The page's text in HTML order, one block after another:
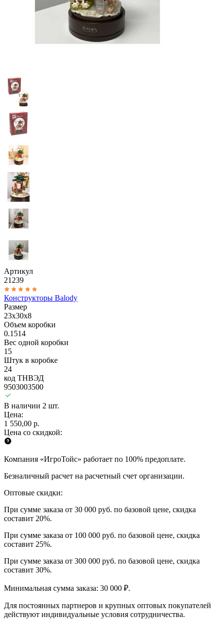
Артикул
21239
Конструкторы Balody
Размер
23x30x8
Объем коробки
0.1514
Вес одной коробки
15
Штук в коробке
24
код ТНВЭД
9503003500
В наличии 2 шт.
Цена:
1 550,00 р.
Цена со скидкой:
Компания «ИгроТойс» работает по 100% предоплате.
Безналичный расчет на расчетный счет организации.
Оптовые скидки:
При сумме заказа от 30 000 руб. по базовой цене, скидка
составит 20%.
При сумме заказа от 100 000 руб. по базовой цене, скидка
составит 25%.
При сумме заказа от 300 000 руб. по базовой цене, скидка
составит 30%.
Минимальная сумма заказа: 30 000 ₽.
Для постоянных партнеров и крупных оптовых покупателей
действуют индивидуальные условия сотрудничества.